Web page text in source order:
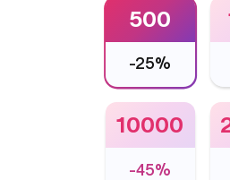
500
-25%
10000
-45%